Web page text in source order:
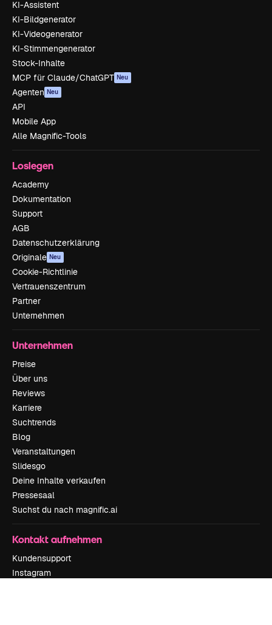
KI-Assistent
KI-Bildgenerator
KI-Videogenerator
KI-Stimmengenerator
Stock-Inhalte
MCP für Claude/ChatGPT Neu
Agenten Neu
API
Mobile App
Alle Magnific-Tools
Loslegen
Academy
Dokumentation
Support
AGB
Datenschutzerklärung
Originale Neu
Cookie-Richtlinie
Vertrauenszentrum
Partner
Unternehmen
Unternehmen
Preise
Über uns
Reviews
Karriere
Suchtrends
Blog
Veranstaltungen
Slidesgo
Deine Inhalte verkaufen
Pressesaal
Suchst du nach magnific.ai
Kontakt aufnehmen
Kundensupport
Instagram